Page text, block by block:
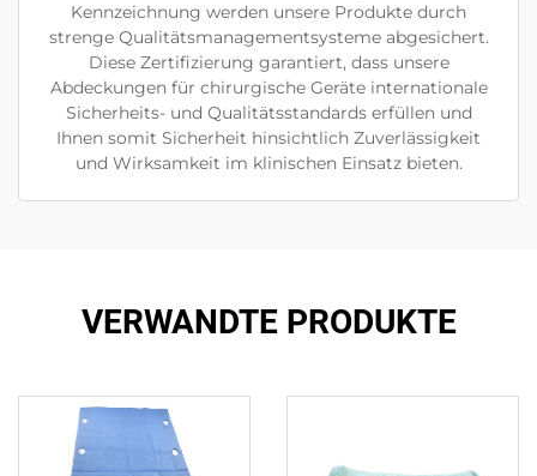
Kennzeichnung werden unsere Produkte durch
strenge Qualitätsmanagementsysteme abgesichert.
Diese Zertifizierung garantiert, dass unsere
Abdeckungen für chirurgische Geräte internationale
Sicherheits- und Qualitätsstandards erfüllen und
Ihnen somit Sicherheit hinsichtlich Zuverlässigkeit
und Wirksamkeit im klinischen Einsatz bieten.
VERWANDTE PRODUKTE